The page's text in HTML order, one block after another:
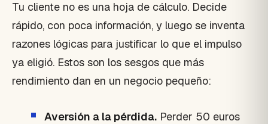
Tu cliente no es una hoja de cálculo. Decide
rápido, con poca información, y luego se inventa
razones lógicas para justificar lo que el impulso
ya eligió. Estos son los sesgos que más
rendimiento dan en un negocio pequeño:
Aversión a la pérdida. Perder 50 euros